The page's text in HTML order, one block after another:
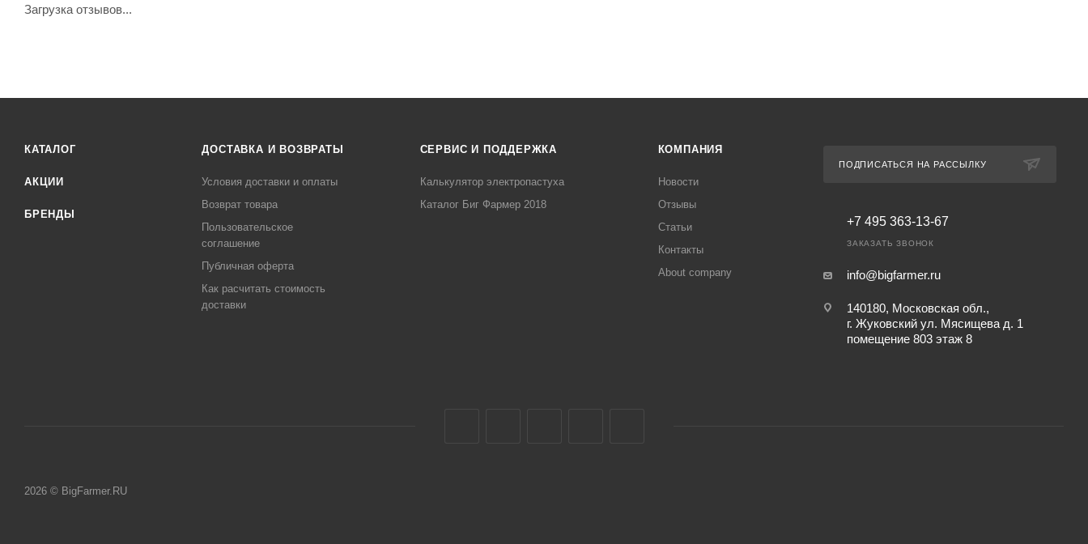
Загрузка отзывов...
КАТАЛОГ
АКЦИИ
БРЕНДЫ
ДОСТАВКА И ВОЗВРАТЫ
Условия доставки и оплаты
Возврат товара
Пользовательское
соглашение
Публичная оферта
Как расчитать стоимость
доставки
СЕРВИС И ПОДДЕРЖКА
Калькулятор электропастуха
Каталог Биг Фармер 2018
КОМПАНИЯ
Новости
Отзывы
Статьи
Контакты
About company
ПОДПИСАТЬСЯ НА РАССЫЛКУ
+7 495 363-13-67
ЗАКАЗАТЬ ЗВОНОК
info@bigfarmer.ru
140180, Московская обл.,
г. Жуковский ул. Мясищева д. 1
помещение 803 этаж 8
2026 © BigFarmer.RU